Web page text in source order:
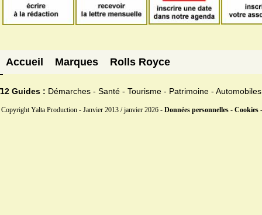
Accueil Marques Rolls Royce
12 Guides : Démarches - Santé - Tourisme - Patrimoine - Automobiles
Copyright Yalta Production - Janvier 2013 / janvier 2026 - Données personnelles - Cookies